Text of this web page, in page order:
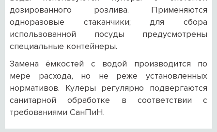
дозированного розлива. Применяются
одноразовые стаканчики; для сбора
использованной посуды предусмотрены
специальные контейнеры.
Замена ёмкостей с водой производится по
мере расхода, но не реже установленных
нормативов. Кулеры регулярно подвергаются
санитарной обработке в соответствии с
требованиями СанПиН.